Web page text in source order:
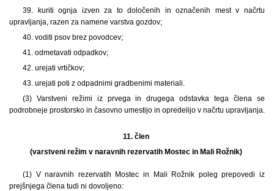
39. kuriti ognja izven za to določenih in označenih mest v načrtu
upravljanja, razen za namene varstva gozdov;
40. voditi psov brez povodcev;
41. odmetavati odpadkov;
42. urejati vrtičkov;
43. urejati poti z odpadnimi gradbenimi materiali.
(3) Varstveni režimi iz prvega in drugega odstavka tega člena se
podrobneje prostorsko in časovno umestijo in opredelijo v načrtu upravljanja.
11. člen
(varstveni režim v naravnih rezervatih Mostec in Mali Rožnik)
(1) V naravnih rezervatih Mostec in Mali Rožnik poleg prepovedi iz
prejšnjega člena tudi ni dovoljeno: